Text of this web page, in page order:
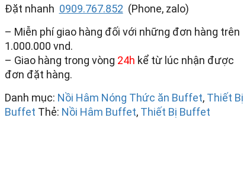
Đặt nhanh 0909.767.852 (Phone, zalo)
– Miễn phí giao hàng đối với những đơn hàng trên
1.000.000 vnd.
– Giao hàng trong vòng 24h kể từ lúc nhận được
đơn đặt hàng.
Danh mục: Nồi Hâm Nóng Thức ăn Buffet, Thiết Bị
Buffet Thẻ: Nồi Hâm Buffet, Thiết Bị Buffet